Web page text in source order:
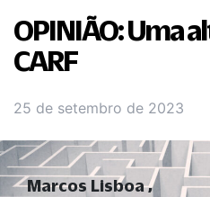
OPINIÃO: Uma
CARF
25 de setembro de 2023
Marcos Lisboa